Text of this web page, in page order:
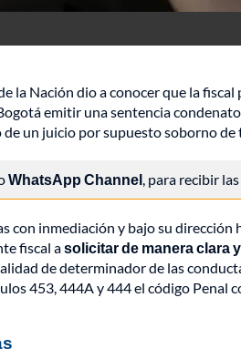
la Nación dio a conocer que la
emitir una sentencia
un juicio por supuesto soborno de
WhatsApp Channel, para recibir
con inmediación y bajo su
fiscal asolicitar de manera clara
de determinador de las
453, 444A y 444 el código Penal